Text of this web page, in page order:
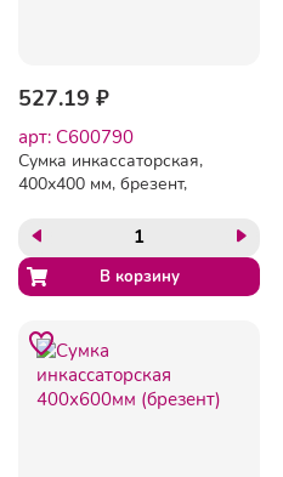
527.19 ₽
арт: C600790
Сумка инкассаторская,
400х400 мм, брезент,